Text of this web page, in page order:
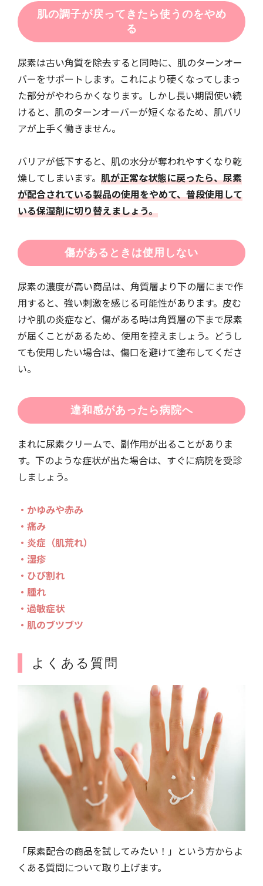
肌の調子が戻ってきたら使うのをやめ
る
尿素は古い角質を除去すると同時に、肌のターンオー
バーをサポートします。これにより硬くなってしまっ
た部分がやわらかくなります。しかし長い期間使い続
けると、肌のターンオーバーが短くなるため、肌バリ
アが上手く働きません。
バリアが低下すると、肌の水分が奪われやすくなり乾
燥してしまいます。 肌が正常な状態に戻ったら、尿素
が配合されている製品の使用をやめて、普段使用して
いる保湿剤に切り替えましょう。
傷があるときは使用しない
尿素の濃度が高い商品は、角質層より下の層にまで作
用すると、強い刺激を感じる可能性があります。皮む
けや肌の炎症など、傷がある時は角質層の下まで尿素
が届くことがあるため、使用を控えましょう。どうし
ても使用したい場合は、傷口を避けて塗布してくださ
い。
違和感があったら病院へ
まれに尿素クリームで、副作用が出ることがありま
す。下のような症状が出た場合は、すぐに病院を受診
しましょう。
・かゆみや赤み
・痛み
・炎症（肌荒れ）
・湿疹
・ひび割れ
・腫れ
・過敏症状
・肌のブツブツ
よくある質問
「尿素配合の商品を試してみたい！」という方からよ
くある質問について取り上げます。